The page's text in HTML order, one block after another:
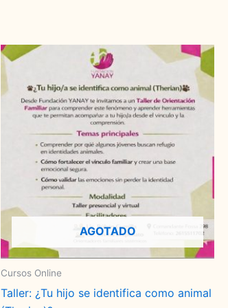
AGOTADO
Cursos Online
Taller: ¿Tu hijo se identifica como animal